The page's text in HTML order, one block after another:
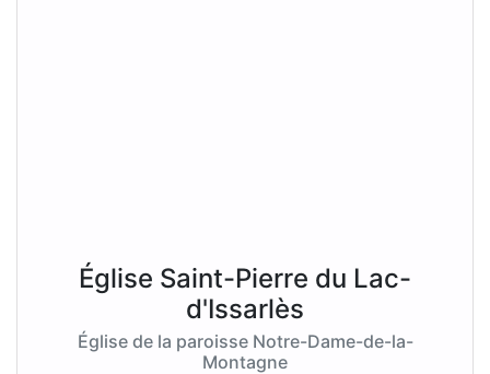
Église Saint-Pierre du Lac-
d'Issarlès
Église de la paroisse Notre-Dame-de-la-
Montagne